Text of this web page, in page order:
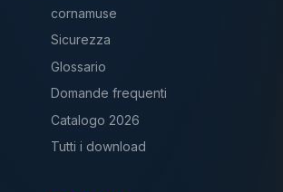
cornamuse
Sicurezza
Glossario
Domande frequenti
Catalogo 2026
Tutti i download